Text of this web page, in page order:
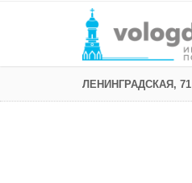
ЛЕНИНГРАДСКАЯ, 71